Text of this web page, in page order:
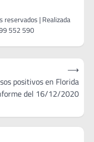
positivos en Florida
del 16/12/2020
⟶